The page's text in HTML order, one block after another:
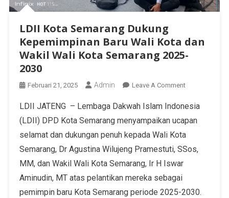
LDII Kota Semarang Dukung
Kepemimpinan Baru Wali Kota dan
Wakil Wali Kota Semarang 2025-
2030
Februari 21, 2025 Admin Leave A Comment
LDII JATENG – Lembaga Dakwah Islam Indonesia
(LDII) DPD Kota Semarang menyampaikan ucapan
selamat dan dukungan penuh kepada Wali Kota
Semarang, Dr Agustina Wilujeng Pramestuti, SSos,
MM, dan Wakil Wali Kota Semarang, Ir H Iswar
Aminudin, MT atas pelantikan mereka sebagai
pemimpin baru Kota Semarang periode 2025-2030.